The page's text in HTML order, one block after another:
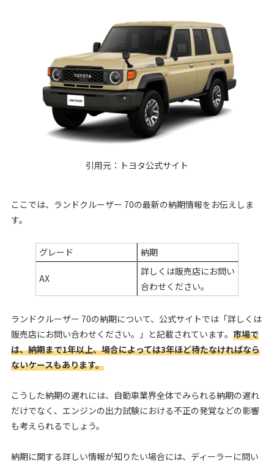
引用元： トヨタ公式サイト
ここでは、ランドクルーザー 70の最新の納期情報をお伝えしま
す。
グレード 納期
AX
詳しくは販売店にお問い
合わせください。
ランドクルーザー 70の納期について、公式サイトでは「詳しくは
販売店にお問い合わせください。」と記載されています。 市場で
は、納期まで1年以上、場合によっては3年ほど待たなければなら
ないケースもあります。
こうした納期の遅れには、自動車業界全体でみられる納期の遅れ
だけでなく、エンジンの出力試験における不正の発覚などの影響
も考えられるでしょう。
納期に関する詳しい情報が知りたい場合には、ディーラーに問い